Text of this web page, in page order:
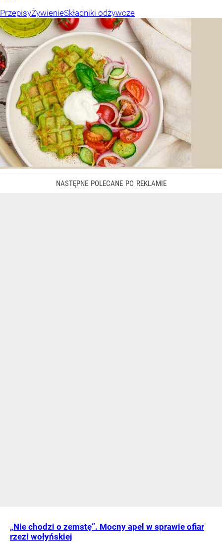
PrzepisyŻywienieSkładniki odżywcze
„Nie chodzi o zemstę”. Mocny apel w sprawie ofiar
rzezi wołyńskiej